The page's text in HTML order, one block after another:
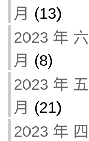
月 (13)
2023 年 六
月 (8)
2023 年 五
月 (21)
2023 年 四